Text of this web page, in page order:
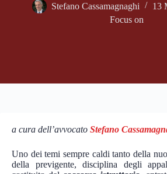
Stefano Cassamagnaghi
13
Focus on
a cura dell’avvocato Stefano
Uno dei temi sempre caldi tanto della
della previgente, disciplina degli